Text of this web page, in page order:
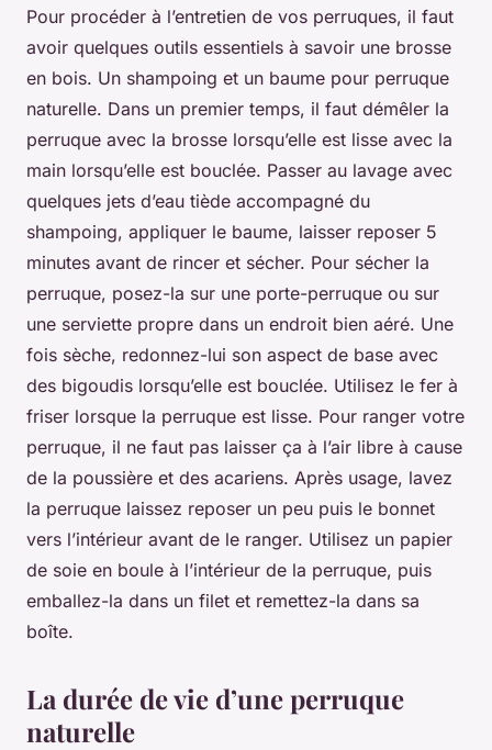
Pour procéder à l’entretien de vos perruques, il faut
avoir quelques outils essentiels à savoir une brosse
en bois. Un shampoing et un baume pour perruque
naturelle. Dans un premier temps, il faut démêler la
perruque avec la brosse lorsqu’elle est lisse avec la
main lorsqu’elle est bouclée. Passer au lavage avec
quelques jets d’eau tiède accompagné du
shampoing, appliquer le baume, laisser reposer 5
minutes avant de rincer et sécher. Pour sécher la
perruque, posez-la sur une porte-perruque ou sur
une serviette propre dans un endroit bien aéré. Une
fois sèche, redonnez-lui son aspect de base avec
des bigoudis lorsqu’elle est bouclée. Utilisez le fer à
friser lorsque la perruque est lisse. Pour ranger votre
perruque, il ne faut pas laisser ça à l’air libre à cause
de la poussière et des acariens. Après usage, lavez
la perruque laissez reposer un peu puis le bonnet
vers l’intérieur avant de le ranger. Utilisez un papier
de soie en boule à l’intérieur de la perruque, puis
emballez-la dans un filet et remettez-la dans sa
boîte.
La durée de vie d’une perruque
naturelle